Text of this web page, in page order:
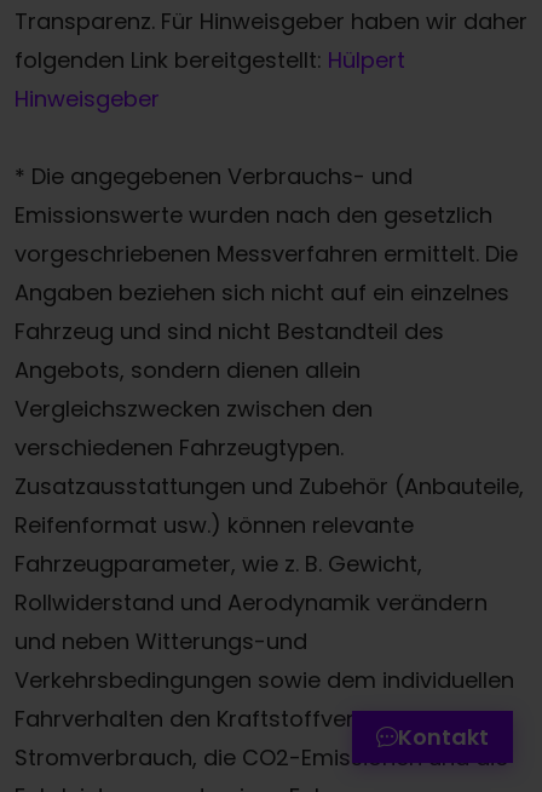
Transparenz. Für Hinweisgeber haben wir daher
folgenden Link bereitgestellt: Hülpert
Hinweisgeber
* Die angegebenen Verbrauchs- und
Emissionswerte wurden nach den gesetzlich
vorgeschriebenen Messverfahren ermittelt. Die
Angaben beziehen sich nicht auf ein einzelnes
Fahrzeug und sind nicht Bestandteil des
Angebots, sondern dienen allein
Vergleichszwecken zwischen den
verschiedenen Fahrzeugtypen.
Zusatzausstattungen und Zubehör (Anbauteile,
Reifenformat usw.) können relevante
Fahrzeugparameter, wie z. B. Gewicht,
Rollwiderstand und Aerodynamik verändern
und neben Witterungs-und
Verkehrsbedingungen sowie dem individuellen
Fahrverhalten den Kraftstoffverbrauch, den
Stromverbrauch, die CO2-Emissionen und die
Kontakt
Termin online buchen
Zum Kontaktformular
Werkstatttermin-Hotline